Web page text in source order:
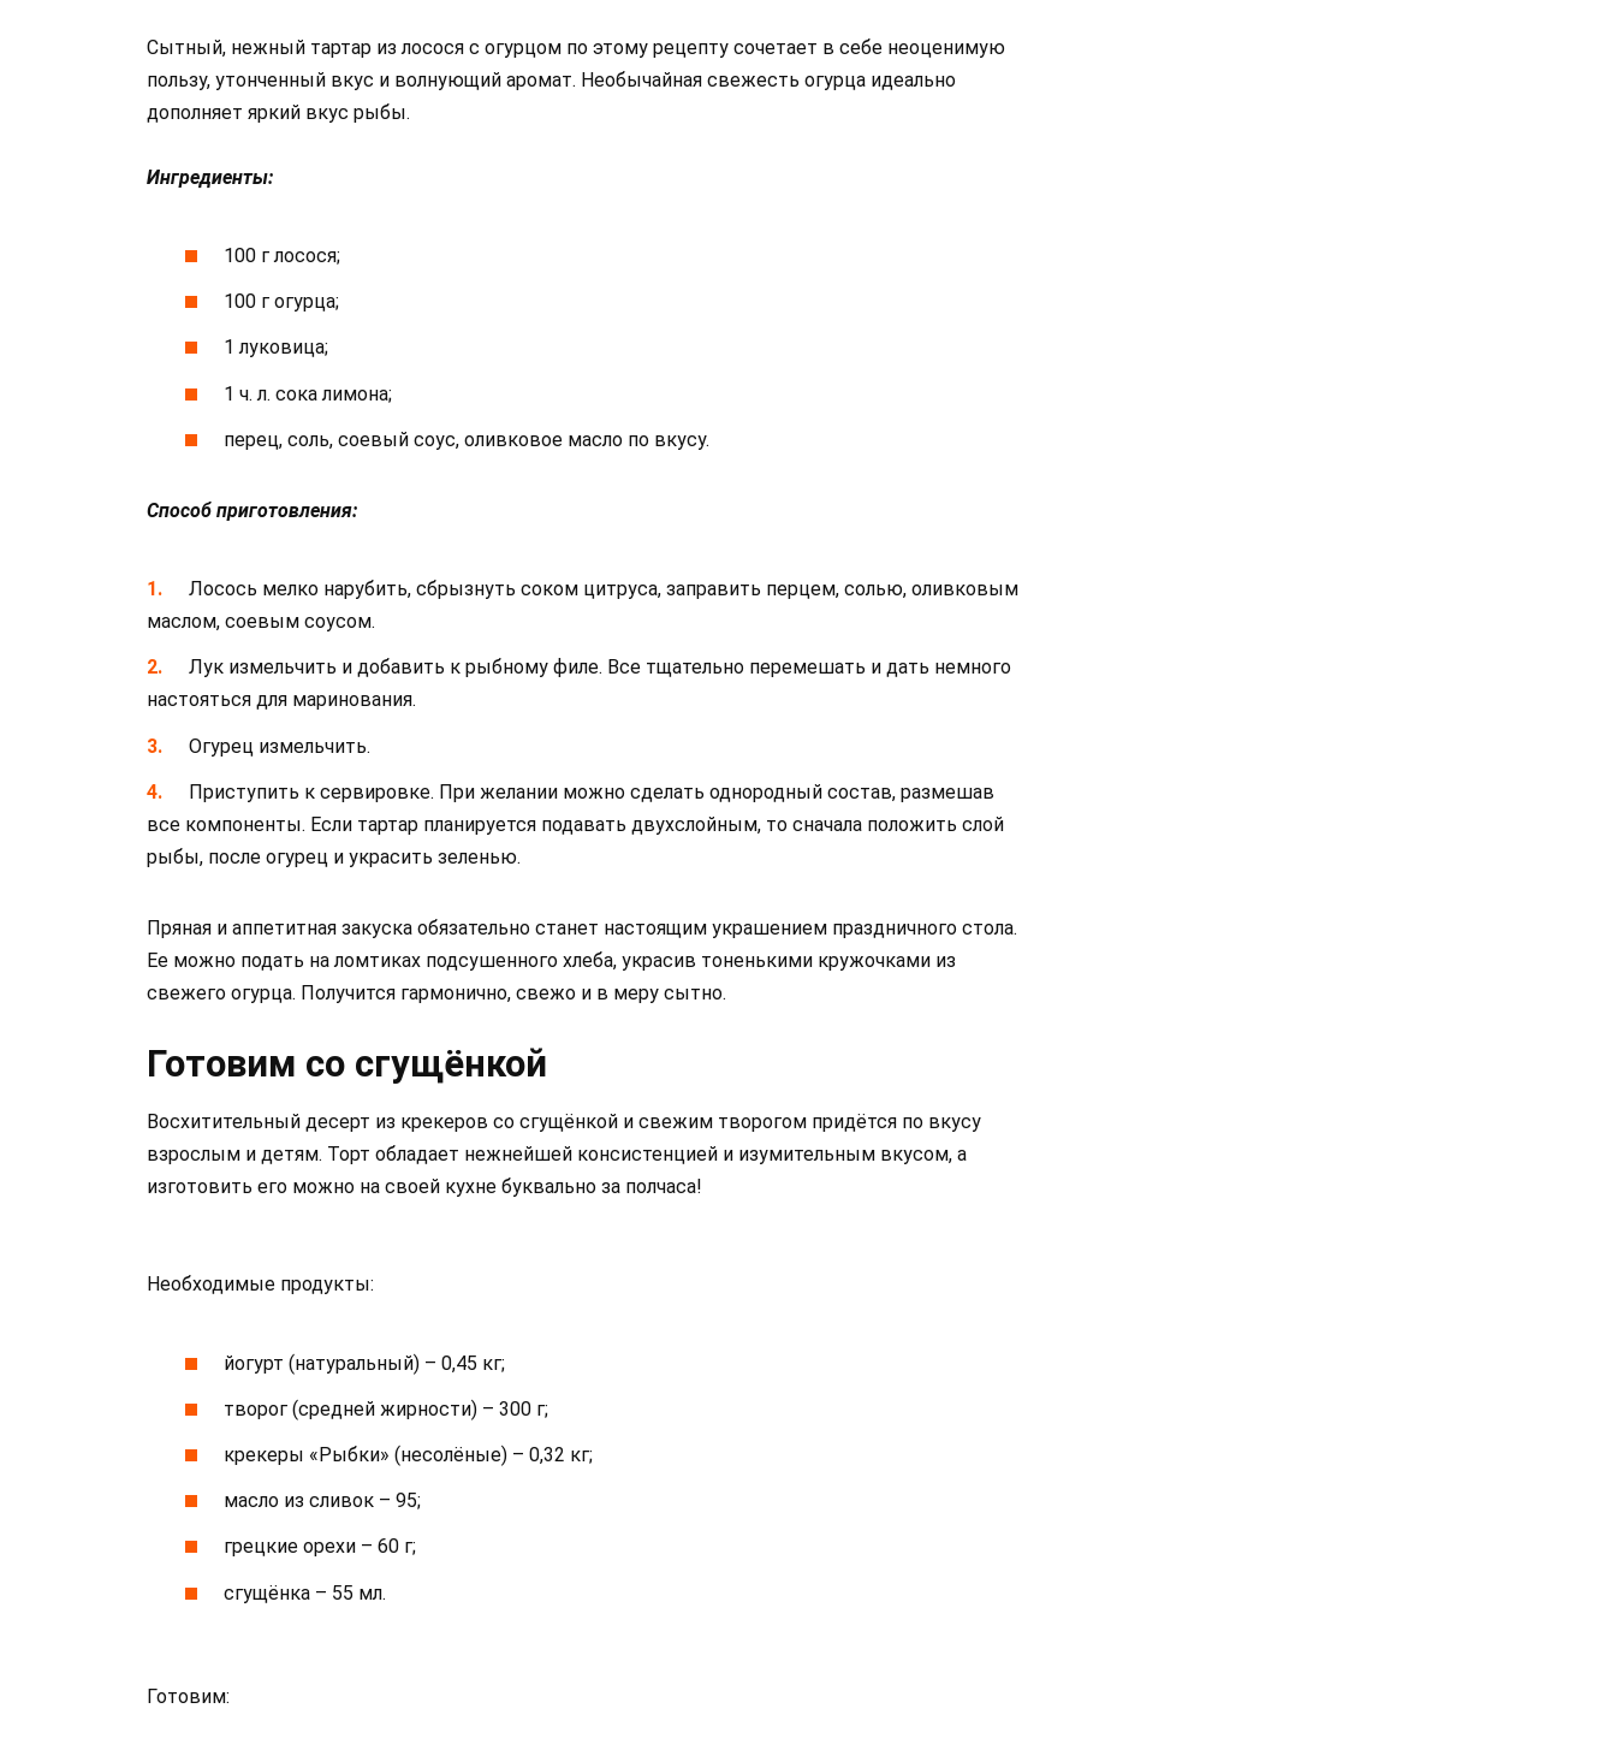
Сытный, нежный тартар из лосося с огурцом по этому рецепту сочетает в себе неоценимую
пользу, утонченный вкус и волнующий аромат. Необычайная свежесть огурца идеально
дополняет яркий вкус рыбы.
Ингредиенты:
100 г лосося;
100 г огурца;
1 луковица;
1 ч. л. сока лимона;
перец, соль, соевый соус, оливковое масло по вкусу.
Способ приготовления:
Лосось мелко нарубить, сбрызнуть соком цитруса, заправить перцем, солью, оливковым
маслом, соевым соусом.
Лук измельчить и добавить к рыбному филе. Все тщательно перемешать и дать немного
настояться для маринования.
Огурец измельчить.
Приступить к сервировке. При желании можно сделать однородный состав, размешав
все компоненты. Если тартар планируется подавать двухслойным, то сначала положить слой
рыбы, после огурец и украсить зеленью.
Пряная и аппетитная закуска обязательно станет настоящим украшением праздничного стола.
Ее можно подать на ломтиках подсушенного хлеба, украсив тоненькими кружочками из
свежего огурца. Получится гармонично, свежо и в меру сытно.
Готовим со сгущёнкой
Восхитительный десерт из крекеров со сгущёнкой и свежим творогом придётся по вкусу
взрослым и детям. Торт обладает нежнейшей консистенцией и изумительным вкусом, а
изготовить его можно на своей кухне буквально за полчаса!
Необходимые продукты:
йогурт (натуральный) – 0,45 кг;
творог (средней жирности) – 300 г;
крекеры «Рыбки» (несолёные) – 0,32 кг;
масло из сливок – 95;
грецкие орехи – 60 г;
сгущёнка – 55 мл.
Готовим: